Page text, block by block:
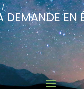
/
DEMANDE EN